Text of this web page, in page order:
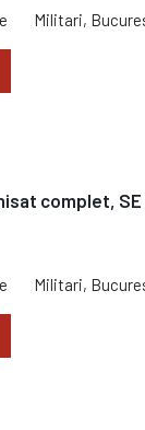
Militari,
complet, SE
Militari,